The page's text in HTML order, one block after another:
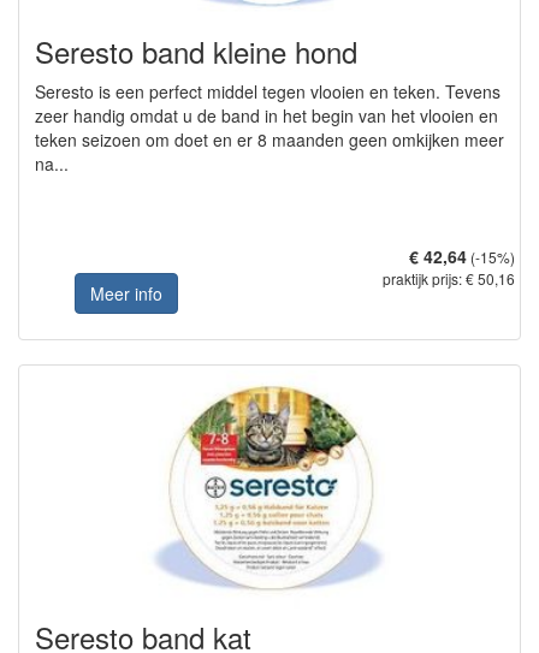
Seresto band kleine hond
Seresto is een perfect middel tegen vlooien en teken. Tevens
zeer handig omdat u de band in het begin van het vlooien en
teken seizoen om doet en er 8 maanden geen omkijken meer
na...
Meer info
€ 42,64 (-15%)
praktijk prijs: € 50,16
Seresto band kat